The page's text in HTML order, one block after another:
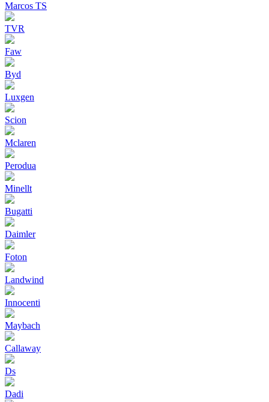
Marcos TS
TVR
Faw
Byd
Luxgen
Scion
Mclaren
Perodua
Minellt
Bugatti
Daimler
Foton
Landwind
Innocenti
Maybach
Callaway
Ds
Dadi